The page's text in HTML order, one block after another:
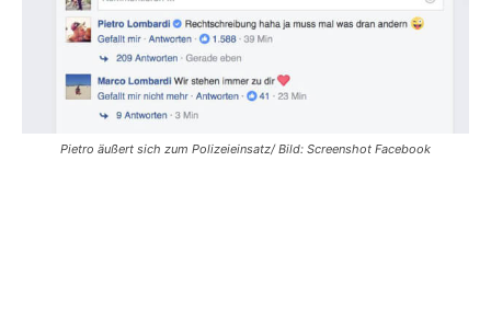
Pietro äußert sich zum Polizeieinsatz/ Bild: Screenshot Facebook